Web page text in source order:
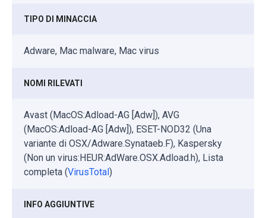
TIPO DI MINACCIA
Adware, Mac malware, Mac virus
NOMI RILEVATI
Avast (MacOS:Adload-AG [Adw]), AVG
(MacOS:Adload-AG [Adw]), ESET-NOD32 (Una
variante di OSX/Adware.Synataeb.F), Kaspersky
(Non un virus:HEUR:AdWare.OSX.Adload.h), Lista
completa (VirusTotal)
INFO AGGIUNTIVE